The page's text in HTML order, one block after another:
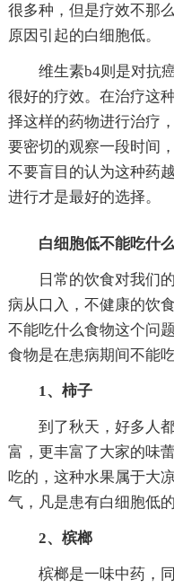
很多种，但是疗效不那
原因引起的白细胞低。
维生素b4则是对抗
很好的疗效。在治疗这
择这样的药物进行治疗
要密切的观察一段时间
不要盲目的认为这种药
进行才是最好的选择。
白细胞低不能吃什
日常的饮食对我们
病从口入，不健康的饮
不能吃什么食物这个问
食物是在患病期间不能吃
1、柿子
到了秋天，好多人
富，更丰富了大家的味
吃的，这种水果属于大
气，凡是患有白细胞低
2、槟榔
槟榔是一味中药，